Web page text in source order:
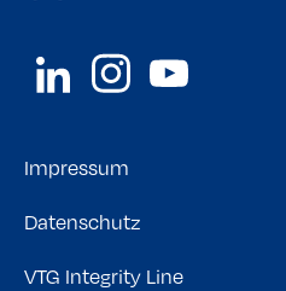
Impressum
Datenschutz
VTG Integrity Line